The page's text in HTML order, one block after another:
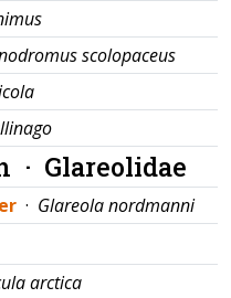
scolopaceus
· Glareolidae
· Glareola nordmanni
arctica